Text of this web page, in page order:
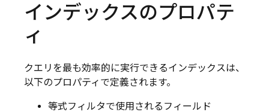
インデックスのプロパテ
ィ
クエリを最も効率的に実行できるインデックスは、
以下のプロパティで定義されます。
等式フィルタで使用されるフィールド